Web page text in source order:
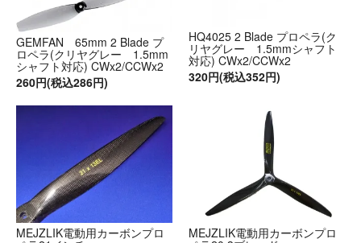
GEMFAN 65mm 2 Blade プ
ロペラ(クリヤグレー 1.5mm
シャフト対応) CWx2/CCWx2
260円(税込286円)
HQ4025 2 Blade プロペラ(ク
リヤグレー 1.5mmシャフト
対応) CWx2/CCWx2
320円(税込352円)
MEJZLIK電動用カーボンプロ MEJZLIK電動用カーボンプロ